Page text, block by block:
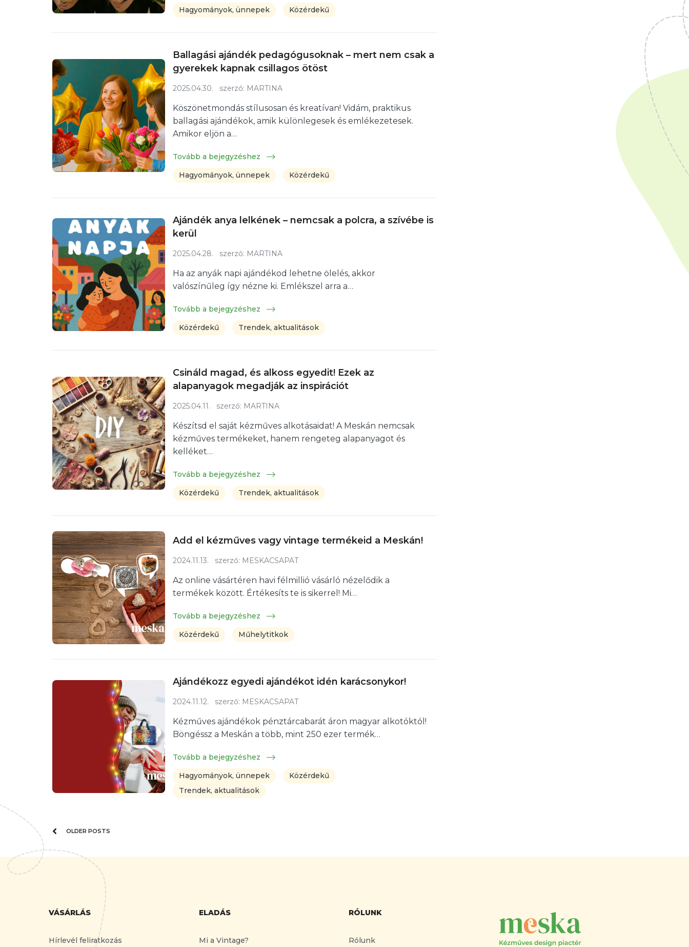
Hagyományok, ünnepek
Közérdekű
Ballagási ajándék pedagógusoknak – mert nem csak a
gyerekek kapnak csillagos ötöst
2025.04.30. szerző: MARTINA
Köszönetmondás stílusosan és kreatívan! Vidám, praktikus
ballagási ajándékok, amik különlegesek és emlékezetesek.
Amikor eljön a…
Tovább a bejegyzéshez
Hagyományok, ünnepek
Közérdekű
Ajándék anya lelkének – nemcsak a polcra, a szívébe is
kerül
2025.04.28. szerző: MARTINA
Ha az anyák napi ajándékod lehetne ölelés, akkor
valószínűleg így nézne ki. Emlékszel arra a…
Tovább a bejegyzéshez
Közérdekű
Trendek, aktualitások
Csináld magad, és alkoss egyedit! Ezek az
alapanyagok megadják az inspirációt
2025.04.11. szerző: MARTINA
Készítsd el saját kézműves alkotásaidat! A Meskán nemcsak
kézműves termékeket, hanem rengeteg alapanyagot és
kelléket…
Tovább a bejegyzéshez
Közérdekű
Trendek, aktualitások
Add el kézműves vagy vintage termékeid a Meskán!
2024.11.13. szerző: MESKACSAPAT
Az online vásártéren havi félmillió vásárló nézelődik a
termékek között. Értékesíts te is sikerrel! Mi…
Tovább a bejegyzéshez
Közérdekű
Műhelytitkok
Ajándékozz egyedi ajándékot idén karácsonykor!
2024.11.12. szerző: MESKACSAPAT
Kézműves ajándékok pénztárcabarát áron magyar alkotóktól!
Böngéssz a Meskán a több, mint 250 ezer termék…
Tovább a bejegyzéshez
Hagyományok, ünnepek
Közérdekű
Trendek, aktualitások
OLDER POSTS
VÁSÁRLÁS
Hírlevél feliratkozás
ELADÁS
Mi a Vintage?
RÓLUNK
Rólunk